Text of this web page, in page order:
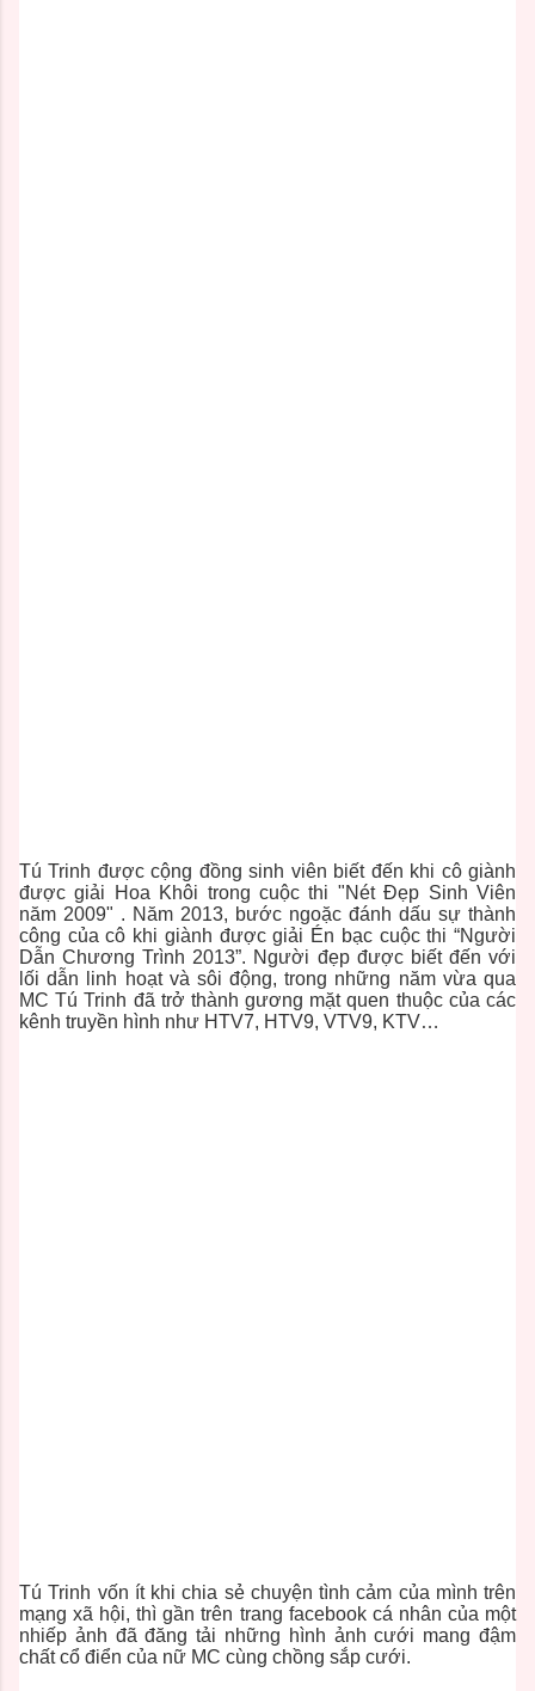
Tú Trinh được cộng đồng sinh viên biết đến khi cô giành
được giải Hoa Khôi trong cuộc thi "Nét Đẹp Sinh Viên
năm 2009" . Năm 2013, bước ngoặc đánh dấu sự thành
công của cô khi giành được giải Én bạc cuộc thi “Người
Dẫn Chương Trình 2013”. Người đẹp được biết đến với
lối dẫn linh hoạt và sôi động, trong những năm vừa qua
MC Tú Trinh đã trở thành gương mặt quen thuộc của các
kênh truyền hình như HTV7, HTV9, VTV9, KTV…
Tú Trinh vốn ít khi chia sẻ chuyện tình cảm của mình trên
mạng xã hội, thì gần trên trang facebook cá nhân của một
nhiếp ảnh đã đăng tải những hình ảnh cưới mang đậm
chất cổ điển của nữ MC cùng chồng sắp cưới.